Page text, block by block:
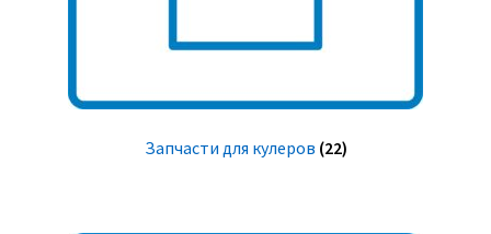
Запчасти для кулеров (22)